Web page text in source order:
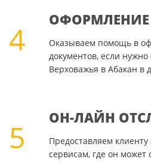
4
ОФОРМЛЕНИЕ
Оказываем помощь в
документов, если
Верховажья в Абакан в
5
ОН-ЛАЙН
Предоставляем
сервисам, где он может